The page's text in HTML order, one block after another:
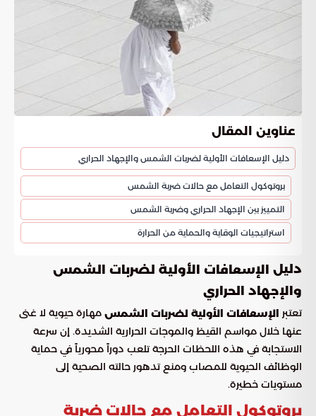
عناوين المقال
دليل الإسعافات الأولية لضربات الشمس والإجهاد الحراري
بروتوكول التعامل مع حالات ضربة الشمس
التمييز بين الإجهاد الحراري وضربة الشمس
استراتيجيات الوقاية والحماية من الحرارة
دليل
الإسعافات الأولية لضربات الشمس
والإجهاد الحراري
تعتبر الإسعافات الأولية لضربات الشمس مهارة حيوية لا غنى
عنها خلال مواسم القيظ والموجات الحرارية الشديدة. إن سرعة
الاستجابة في هذه اللحظات الحرجة تلعب دوراً محورياً في حماية
الوظائف الحيوية للمصاب ومنع تدهور حالته الصحية إلى
مستويات خطيرة.
بروتوكول التعامل مع حالات ضربة